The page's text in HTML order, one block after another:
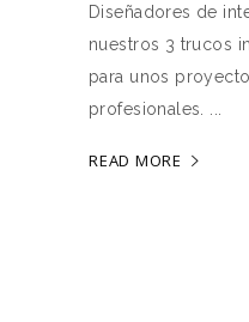
Diseñadores de
nuestros 3 trucos
para unos
profesionales.
READ MORE